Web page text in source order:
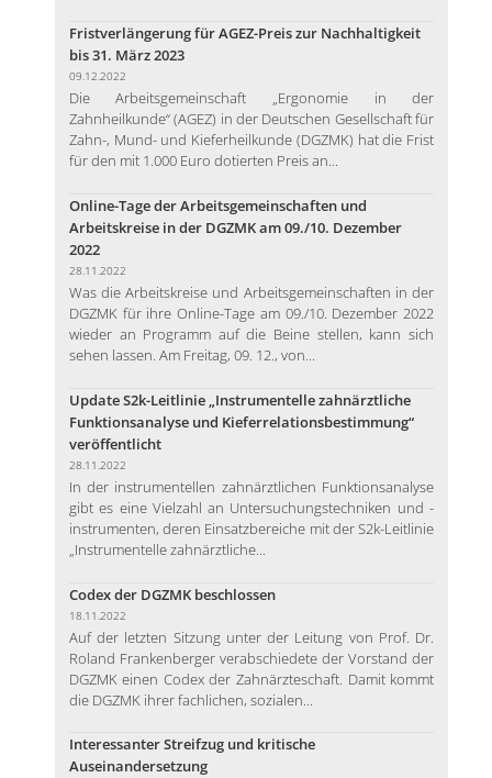
Fristverlängerung für AGEZ-Preis zur Nachhaltigkeit
bis 31. März 2023
09.12.2022
Die Arbeitsgemeinschaft „Ergonomie in der
Zahnheilkunde“ (AGEZ) in der Deutschen Gesellschaft für
Zahn-, Mund- und Kieferheilkunde (DGZMK) hat die Frist
für den mit 1.000 Euro dotierten Preis an...
Online-Tage der Arbeitsgemeinschaften und
Arbeitskreise in der DGZMK am 09./10. Dezember
2022
28.11.2022
Was die Arbeitskreise und Arbeitsgemeinschaften in der
DGZMK für ihre Online-Tage am 09./10. Dezember 2022
wieder an Programm auf die Beine stellen, kann sich
sehen lassen. Am Freitag, 09. 12., von...
Update S2k-Leitlinie „Instrumentelle zahnärztliche
Funktionsanalyse und Kieferrelationsbestimmung“
veröffentlicht
28.11.2022
In der instrumentellen zahnärztlichen Funktionsanalyse
gibt es eine Vielzahl an Untersuchungstechniken und -
instrumenten, deren Einsatzbereiche mit der S2k-Leitlinie
„Instrumentelle zahnärztliche...
Codex der DGZMK beschlossen
18.11.2022
Auf der letzten Sitzung unter der Leitung von Prof. Dr.
Roland Frankenberger verabschiedete der Vorstand der
DGZMK einen Codex der Zahnärzteschaft. Damit kommt
die DGZMK ihrer fachlichen, sozialen...
Interessanter Streifzug und kritische
Auseinandersetzung